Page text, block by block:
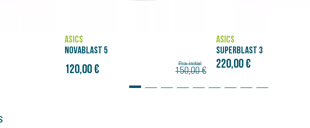
ASICS
SUPERBLAST 3
220,00 €
ASICS
GEL-NIMBUS 27
160,00 €